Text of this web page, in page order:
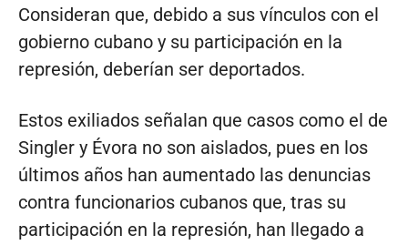
Consideran que, debido a sus vínculos con el
gobierno cubano y su participación en la
represión, deberían ser deportados.
Estos exiliados señalan que casos como el de
Singler y Évora no son aislados, pues en los
últimos años han aumentado las denuncias
contra funcionarios cubanos que, tras su
participación en la represión, han llegado a